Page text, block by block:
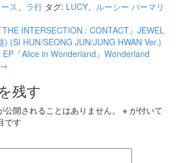
ス、 ラ行 タグ: LUCY、 ルーシー パーマリ
INTERSECTION : CONTACT』JEWEL
) (SI HUN/SEONG JUN/JUNG HWAN Ver.)
『Alice in Wonderland』Wonderland
→
残す
公開されることはありません。 ※ が付いて
です